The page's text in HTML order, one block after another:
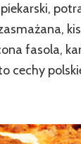
piekarski,
fasola,
cechy